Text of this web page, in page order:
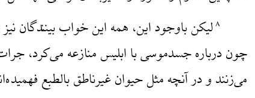
۸لیکن باوجود این، همه این خواب
چون درباره جسدموسی با ابلیس منازعه می‌کرد،
می‌زنند و در آنچه مثل حیوان غیرناطق بالطبع